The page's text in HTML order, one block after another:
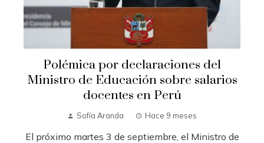
Polémica por declaraciones del
Ministro de Educación sobre salarios
docentes en Perú
Sofía Aranda Hace 9 meses
El próximo martes 3 de septiembre, el Ministro de